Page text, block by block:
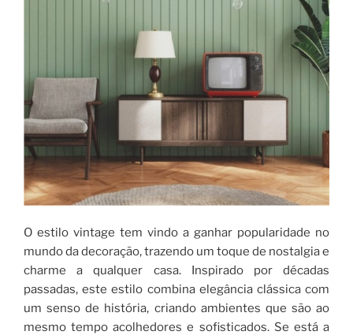
O estilo vintage tem vindo a ganhar popularidade no
mundo da decoração, trazendo um toque de nostalgia e
charme a qualquer casa. Inspirado por décadas
passadas, este estilo combina elegância clássica com
um senso de história, criando ambientes que são ao
mesmo tempo acolhedores e sofisticados. Se está a